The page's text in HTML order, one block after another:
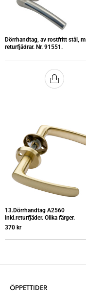
Dörrhandtag, av rostfritt stål, m
returfjädrar. Nr. 91551.
13.Dörrhandtag A2560
inkl.returfjäder. Olika färger.
370 kr
ÖPPETTIDER